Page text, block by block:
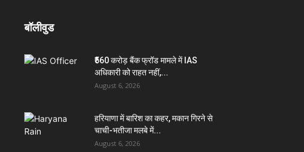
बॉलीवुड
₹560 करोड़ बैंक फ्रॉड मामले में IAS
अधिकारी को राहत नहीं,...
August 6, 2026
हरियाणा में बारिश का कहर, मकान गिरने से
चाची-भतीजा मलबे में...
August 6, 2026